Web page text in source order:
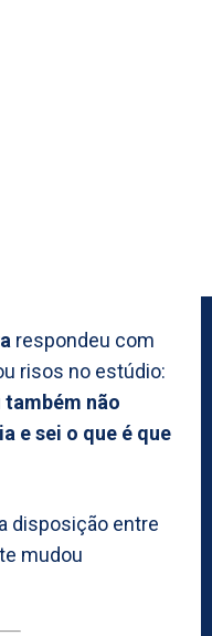
respondeu com
risos no estúdio:
também não
e sei o que é que
disposição entre
mudou